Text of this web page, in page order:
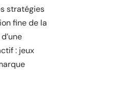
stratégies
fine de la
: jeux